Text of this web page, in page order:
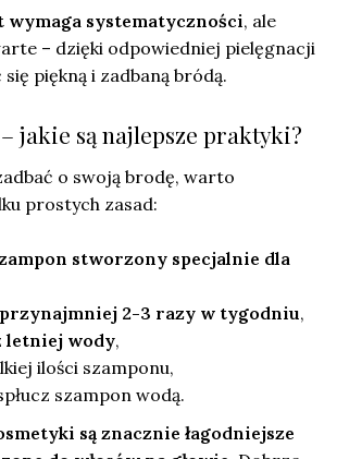
wymaga systematyczności, ale
– dzięki odpowiedniej pielęgnacji
piękną i zadbaną bródą.
jakie są najlepsze praktyki?
o swoją brodę, warto
prostych zasad:
stworzony specjalnie dla
przynajmniej 2-3 razy w tygodniu,
letniej wody,
ilości szamponu,
szampon wodą.
są znacznie łagodniejsze